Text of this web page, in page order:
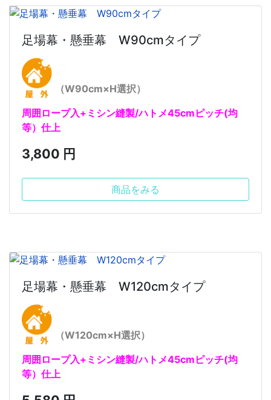
足場幕・懸垂幕 W90cmタイプ
（W90cm×H選択）
周囲ロープ入+ミシン縫製/ハトメ45cmピッチ(均
等）仕上
3,800 円
商品をみる
足場幕・懸垂幕 W120cmタイプ
（W120cm×H選択）
周囲ロープ入+ミシン縫製/ハトメ45cmピッチ(均
等）仕上